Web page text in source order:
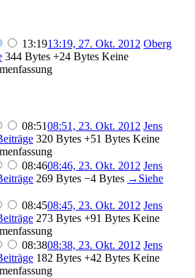
13:1913:19, 27. Okt. 2012 Oberg
344 Bytes +24 Bytes Keine
08:5108:51, 23. Okt. 2012 Jens
320 Bytes +51 Bytes Keine
08:4608:46, 23. Okt. 2012 Jens
269 Bytes −4 Bytes →‎Siehe
08:4508:45, 23. Okt. 2012 Jens
273 Bytes +91 Bytes Keine
08:3808:38, 23. Okt. 2012 Jens
182 Bytes +42 Bytes Keine